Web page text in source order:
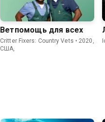
Ветпомощь для всех
Critter Fixers: Country Vets • 2020,
США,